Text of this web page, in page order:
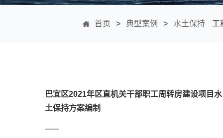
首页 > 典型案例 > 水土保持 工
巴宜区2021年区直机关干部职工周转房建设项目水
土保持方案编制